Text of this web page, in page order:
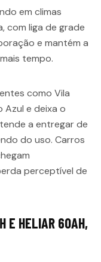
em climas
com liga de grade
e mantém a
tempo.
como Vila
Azul e deixa o
a entregar de
do uso. Carros
perceptível de
E HELIAR 60AH,